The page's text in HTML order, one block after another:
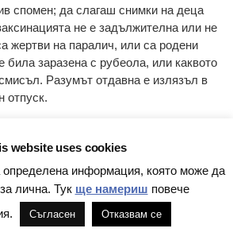
спомен; да слагаш снимки на деца
не е задължителна или не
жертви на паралич, или са родени
била заразена с рубеола, или каквото
Разумът отдавна е излязъл в
отпуск.
В 11:24:18
website uses cookies
определена информация, която може да
лична. Тук ще намериш повече
Съгласен Отказвам се